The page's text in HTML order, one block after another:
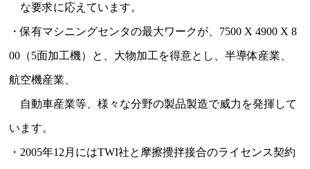
な要求に応えています。
・保有マシニングセンタの最大ワークが、7500 X 4900 X 8
00（5面加工機）と、大物加工を得意とし、半導体産業、
航空機産業、
自動車産業等、様々な分野の製品製造で威力を発揮して
います。
・2005年12月にはTWI社と摩擦攪拌接合のライセンス契約